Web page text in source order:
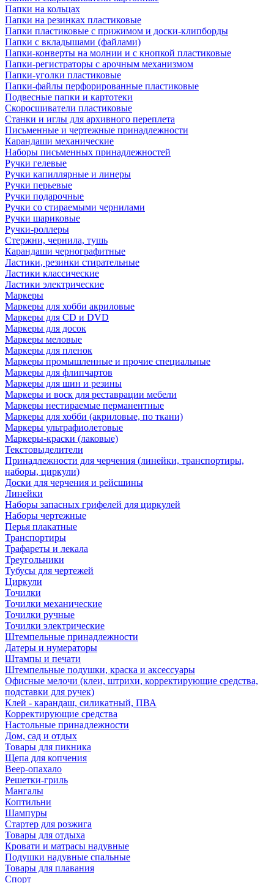
Папки на кольцах
Папки на резинках пластиковые
Папки пластиковые с прижимом и доски-клипборды
Папки с вкладышами (файлами)
Папки-конверты на молнии и с кнопкой пластиковые
Папки-регистраторы с арочным механизмом
Папки-уголки пластиковые
Папки-файлы перфорированные пластиковые
Подвесные папки и картотеки
Скоросшиватели пластиковые
Станки и иглы для архивного переплета
Письменные и чертежные принадлежности
Карандаши механические
Наборы письменных принадлежностей
Ручки гелевые
Ручки капиллярные и линеры
Ручки перьевые
Ручки подарочные
Ручки со стираемыми чернилами
Ручки шариковые
Ручки-роллеры
Стержни, чернила, тушь
Карандаши чернографитные
Ластики, резинки стирательные
Ластики классические
Ластики электрические
Маркеры
Маркеры для хобби акриловые
Маркеры для CD и DVD
Маркеры для досок
Маркеры меловые
Маркеры для пленок
Маркеры промышленные и прочие специальные
Маркеры для флипчартов
Маркеры для шин и резины
Маркеры и воск для реставрации мебели
Маркеры нестираемые перманентные
Маркеры для хобби (акриловые, по ткани)
Маркеры ультрафиолетовые
Маркеры-краски (лаковые)
Текстовыделители
Принадлежности для черчения (линейки, транспортиры,
наборы, циркули)
Доски для черчения и рейсшины
Линейки
Наборы запасных грифелей для циркулей
Наборы чертежные
Перья плакатные
Транспортиры
Трафареты и лекала
Треугольники
Тубусы для чертежей
Циркули
Точилки
Точилки механические
Точилки ручные
Точилки электрические
Штемпельные принадлежности
Датеры и нумераторы
Штампы и печати
Штемпельные подушки, краска и аксессуары
Офисные мелочи (клеи, штрихи, корректирующие средства,
подставки для ручек)
Клей - карандаш, силикатный, ПВА
Корректирующие средства
Настольные принадлежности
Дом, сад и отдых
Товары для пикника
Щепа для копчения
Веер-опахало
Решетки-гриль
Мангалы
Коптильни
Шампуры
Стартер для розжига
Товары для отдыха
Кровати и матрасы надувные
Подушки надувные спальные
Товары для плавания
Спорт